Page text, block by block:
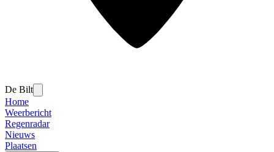
De Bilt
Home
Weerbericht
Regenradar
Nieuws
Plaatsen